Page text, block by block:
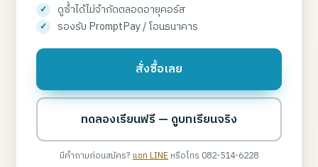
ดูซ้ำได้ไม่จำกัดตลอดอายุคอร์ส
รองรับ PromptPay / โอนธนาคาร
สั่งซื้อเลย
ทดลองเรียนฟรี — ดูบทเรียนจริง
มีคำถามก่อนสมัคร?แชท LINEหรือโทร 082-514-6228